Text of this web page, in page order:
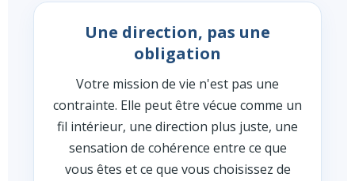
Une direction, pas une
obligation
Votre mission de vie n'est pas une
contrainte. Elle peut être vécue comme un
fil intérieur, une direction plus juste, une
sensation de cohérence entre ce que
vous êtes et ce que vous choisissez de